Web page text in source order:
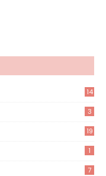
14
3
19
1
7